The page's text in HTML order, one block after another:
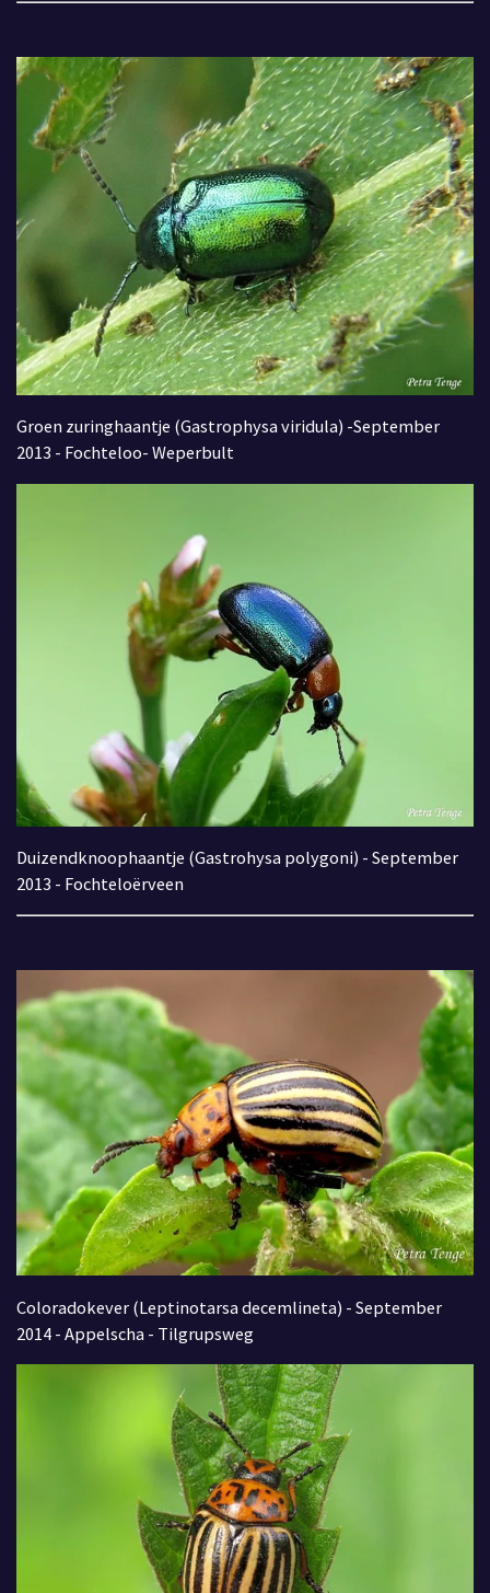
Groen zuringhaantje (Gastrophysa viridula) -September
2013 - Fochteloo- Weperbult
Duizendknoophaantje (Gastrohysa polygoni) - September
2013 - Fochteloërveen
Coloradokever (Leptinotarsa decemlineta) - September
2014 - Appelscha - Tilgrupsweg